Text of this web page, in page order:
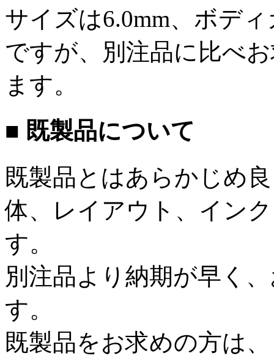
サイズは6.0mm、ボデ
ですが、別注品に比べ
ます。
■ 既製品について
既製品とはあらかじめ
体、レイアウト、イン
す。
別注品より納期が早く
す。
既製品をお求めの方は